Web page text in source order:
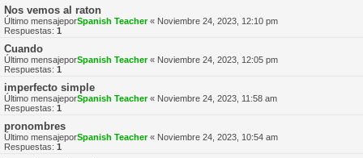
Nos vemos al raton
Último mensajeporSpanish Teacher« Noviembre 24, 2023, 12:10 pm
Respuestas: 1
Cuando
Último mensajeporSpanish Teacher« Noviembre 24, 2023, 12:05 pm
Respuestas: 1
imperfecto simple
Último mensajeporSpanish Teacher« Noviembre 24, 2023, 11:58 am
Respuestas: 1
pronombres
Último mensajeporSpanish Teacher« Noviembre 24, 2023, 10:54 am
Respuestas: 1